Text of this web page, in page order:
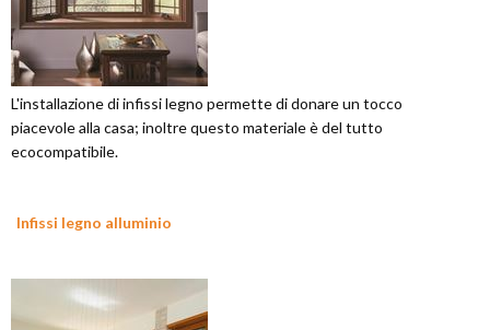
L'installazione di infissi legno permette di donare un tocco
piacevole alla casa; inoltre questo materiale è del tutto
ecocompatibile.
Infissi legno alluminio